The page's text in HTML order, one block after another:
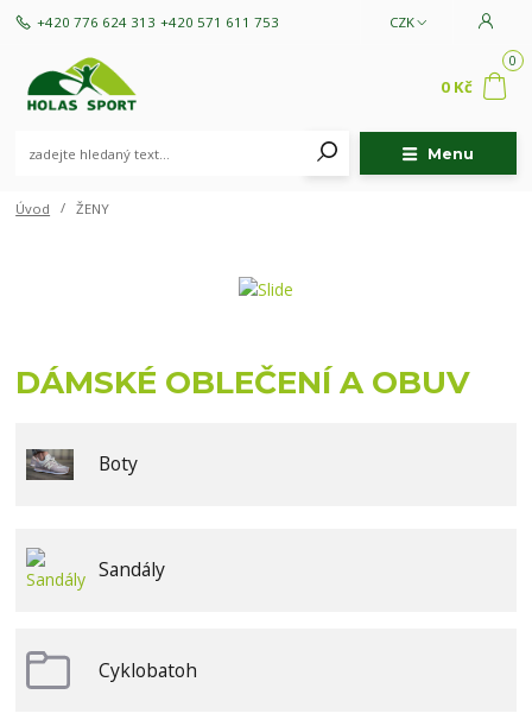
Menu
CZK
+420 776 624 313 +420 571 611 753
0
0 Kč
Úvod ŽENY
DÁMSKÉ OBLEČENÍ A OBUV
Boty
Sandály
Cyklobatoh